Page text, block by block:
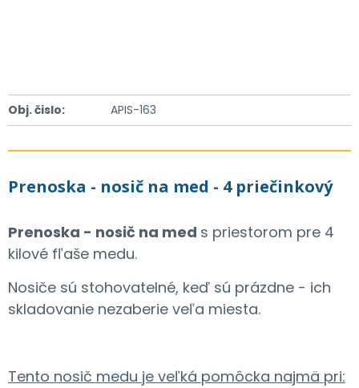
Obj. čislo: APIS-163
Prenoska - nosič na med - 4 priečinkový
Prenoska - nosič na med s priestorom pre 4
kilové fľaše medu.
Nosiče sú stohovatelné, keď sú prázdne - ich
skladovanie nezaberie veľa miesta.
Tento nosič medu je veľká pomôcka najmä pri: